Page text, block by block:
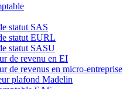
statut SAS
statut EURL
statut SASU
de revenu en EI
de revenus en micro-entreprise
plafond Madelin